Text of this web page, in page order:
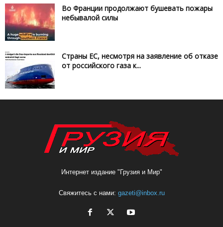
Во Франции продолжают бушевать пожары
небывалой силы
Страны ЕС, несмотря на заявление об отказе
от российского газа к...
Интернет издание "Грузия и Мир"
Свяжитесь с нами: gazeti@inbox.ru